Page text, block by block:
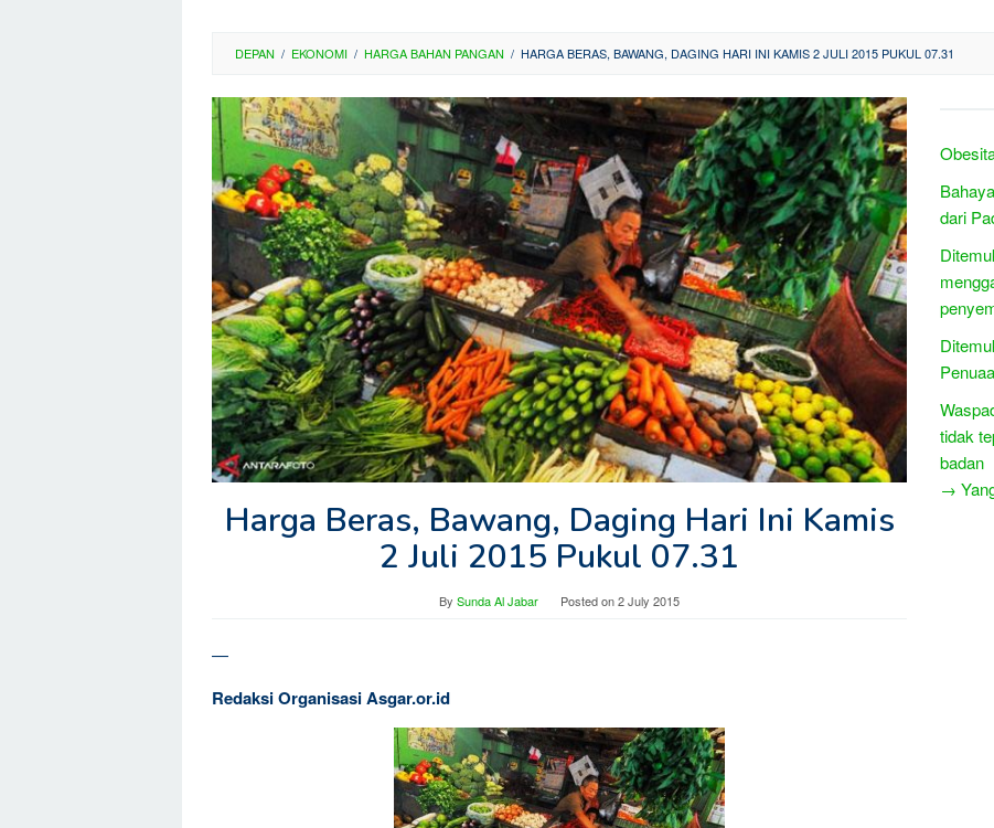
DEPAN / EKONOMI / HARGA BAHAN PANGAN / HARGA BERAS, BAWANG, DAGING HARI INI KAMIS 2 JULI 2015 PUKUL 07.31
Harga Beras, Bawang, Daging Hari Ini Kamis
2 Juli 2015 Pukul 07.31
By Sunda Al Jabar Posted on2 July 2015
—
Redaksi Organisasi Asgar.or.id
dari
tidak
badan
→